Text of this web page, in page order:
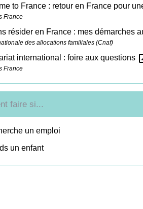
to France : retour en France pour
France
résider en France : mes démarches
des allocations familiales (Cnaf)
international : foire aux questions
France
faire si...
un emploi
un enfant